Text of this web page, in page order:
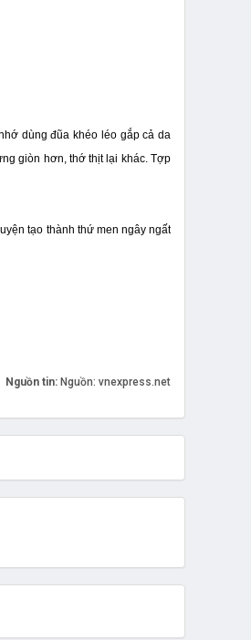
dùng đũa khéo léo gắp cả da
giòn hơn, thớ thịt lại khác. Tợp
tạo thành thứ men ngây ngất
Nguồn tin: Nguồn: vnexpress.net